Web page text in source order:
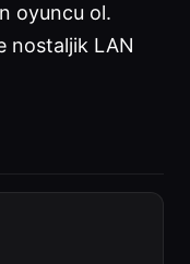
oyuncu ol.
nostaljik LAN